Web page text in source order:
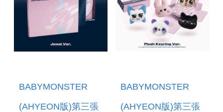
BABYMONSTER
(AHYEON版)第三張
BABYMONSTER
(AHYEON版)第三張